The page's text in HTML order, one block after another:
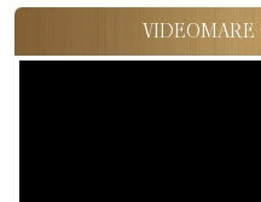
VIDEOMARE